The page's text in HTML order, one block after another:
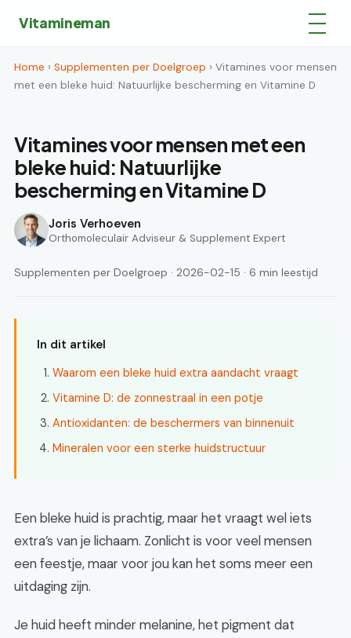
Vitamineman
Home › Supplementen per Doelgroep › Vitamines voor mensen
met een bleke huid: Natuurlijke bescherming en Vitamine D
Vitamines voor mensen met een
bleke huid: Natuurlijke
bescherming en Vitamine D
Joris Verhoeven
Orthomoleculair Adviseur & Supplement Expert
Supplementen per Doelgroep · 2026-02-15 · 6 min leestijd
In dit artikel
Waarom een bleke huid extra aandacht vraagt
Vitamine D: de zonnestraal in een potje
Antioxidanten: de beschermers van binnenuit
Mineralen voor een sterke huidstructuur
Een bleke huid is prachtig, maar het vraagt wel iets
extra’s van je lichaam. Zonlicht is voor veel mensen
een feestje, maar voor jou kan het soms meer een
uitdaging zijn.
Je huid heeft minder melanine, het pigment dat